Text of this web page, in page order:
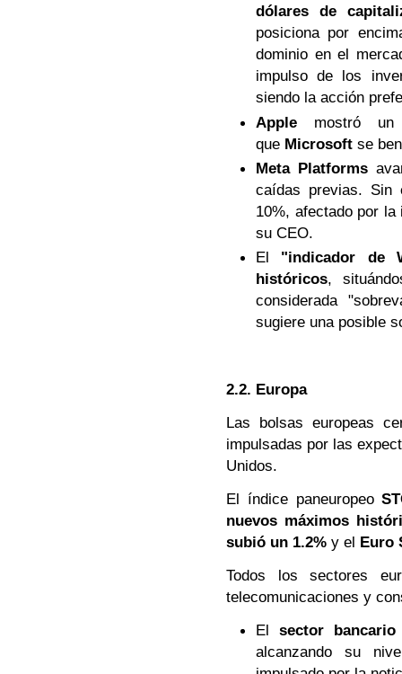
dólares de
posiciona por
dominio en el
impulso de los
siendo la acción
Apple mostró un
que Microsoft se
Meta Platforms
caídas previas. Sin
10%, afectado por
su CEO.
El "indicador de
históricos,
considerada
sugiere una posible
2.2. Europa
Las bolsas europeas
impulsadas por las
Unidos.
El índice paneuropeo
nuevos máximos
subió un 1.2% y el Euro
Todos los sectores
telecomunicaciones y
El sector
alcanzando su